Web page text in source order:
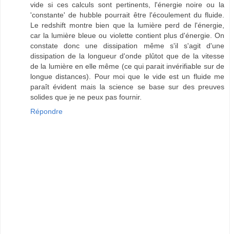
vide si ces calculs sont pertinents, l'énergie noire ou la
'constante' de hubble pourrait être l'écoulement du fluide.
Le redshift montre bien que la lumière perd de l'énergie,
car la lumière bleue ou violette contient plus d'énergie. On
constate donc une dissipation même s'il s'agit d'une
dissipation de la longueur d'onde plûtot que de la vitesse
de la lumière en elle même (ce qui parait invérifiable sur de
longue distances). Pour moi que le vide est un fluide me
paraît évident mais la science se base sur des preuves
solides que je ne peux pas fournir.
Répondre